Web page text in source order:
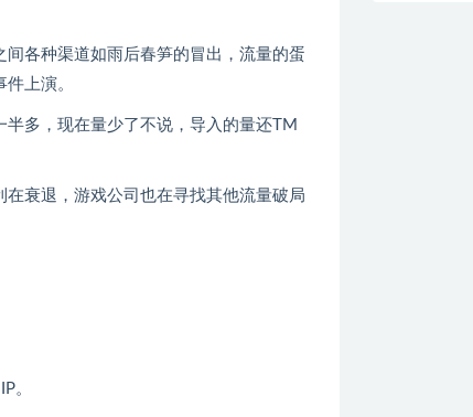
各种渠道如雨后春笋的冒出，流量的蛋
上演。
多，现在量少了不说，导入的量还TM
衰退，游戏公司也在寻找其他流量破局
。